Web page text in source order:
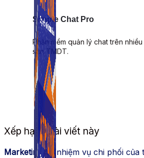
Simple Chat Pro
Phần mềm quản lý chat trên
sàn TMDT.
Xếp hạng bài viết này
Marketing có nhiệm vụ chi phối của